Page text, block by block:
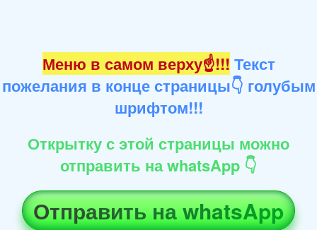
Меню в самом верху☝!!! Текст
пожелания в конце страницы👇 голубым
шрифтом!!!
Открытку с этой страницы можно
отправить на whatsApp 👇
Отправить на whatsApp